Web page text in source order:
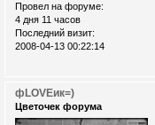
Провел на форуме:
4 дня 11 часов
Последний визит:
2008-04-13 00:22:14
фLOVEик=)
Цветочек форума